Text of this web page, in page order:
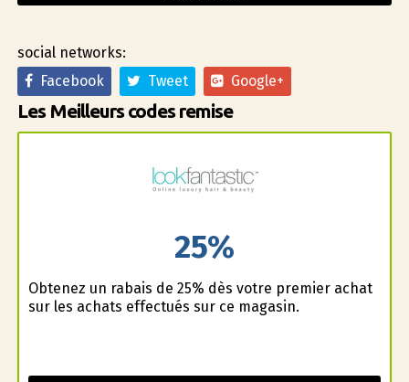
social networks:
Facebook
Tweet Google+
Les Meilleurs codes remise
25%
Obtenez un rabais de 25% dès votre premier achat
sur les achats effectués sur ce magasin.